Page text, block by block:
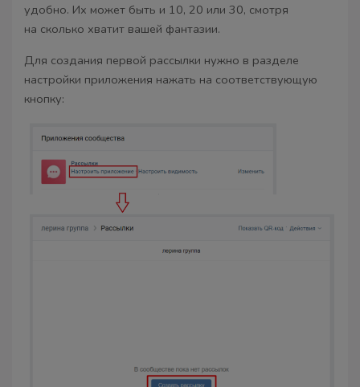
удобно. Их может быть и 10, 20 или 30, смотря
на сколько хватит вашей фантазии.
Для создания первой рассылки нужно в разделе
настройки приложения нажать на соответствующую
кнопку: